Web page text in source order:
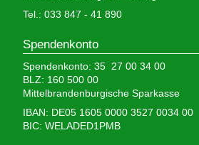
Tel.: 033 847 - 41 890
Spendenkonto
Spendenkonto: 35 27 00 34 00
BLZ: 160 500 00
Mittelbrandenburgische Sparkasse
IBAN: DE05 1605 0000 3527 0034 00
BIC: WELADED1PMB